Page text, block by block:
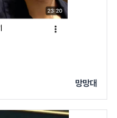
망망대